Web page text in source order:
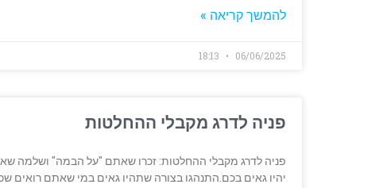
להמשך קריאה »
06/06/2025
פניה לדרג מקבלי ההחלטות
פניה לדרג מקבלי ההחלטות: זכרו שאתם "על הבמה" ושלמה
יהיו גאים בכם.התנהגו בצורה שתהיו גאים במי שאתם